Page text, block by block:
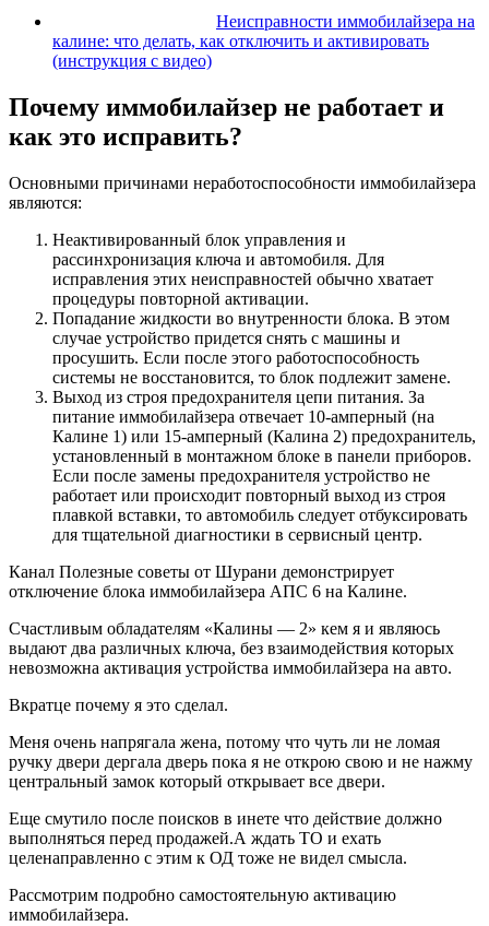
Неисправности иммобилайзера на
калине: что делать, как отключить и активировать
(инструкция с видео)
Почему иммобилайзер не работает и
как это исправить?
Основными причинами неработоспособности иммобилайзера
являются:
Неактивированный блок управления и
рассинхронизация ключа и автомобиля. Для
исправления этих неисправностей обычно хватает
процедуры повторной активации.
Попадание жидкости во внутренности блока. В этом
случае устройство придется снять с машины и
просушить. Если после этого работоспособность
системы не восстановится, то блок подлежит замене.
Выход из строя предохранителя цепи питания. За
питание иммобилайзера отвечает 10-амперный (на
Калине 1) или 15-амперный (Калина 2) предохранитель,
установленный в монтажном блоке в панели приборов.
Если после замены предохранителя устройство не
работает или происходит повторный выход из строя
плавкой вставки, то автомобиль следует отбуксировать
для тщательной диагностики в сервисный центр.
Канал Полезные советы от Шурани демонстрирует
отключение блока иммобилайзера АПС 6 на Калине.
Счастливым обладателям «Калины — 2» кем я и являюсь
выдают два различных ключа, без взаимодействия которых
невозможна активация устройства иммобилайзера на авто.
Вкратце почему я это сделал.
Меня очень напрягала жена, потому что чуть ли не ломая
ручку двери дергала дверь пока я не открою свою и не нажму
центральный замок который открывает все двери.
Еще смутило после поисков в инете что действие должно
выполняться перед продажей.А ждать ТО и ехать
целенаправленно с этим к ОД тоже не видел смысла.
Рассмотрим подробно самостоятельную активацию
иммобилайзера.